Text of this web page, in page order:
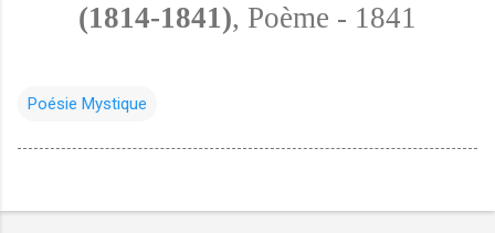
(1814-1841), Poème - 1841
Poésie Mystique